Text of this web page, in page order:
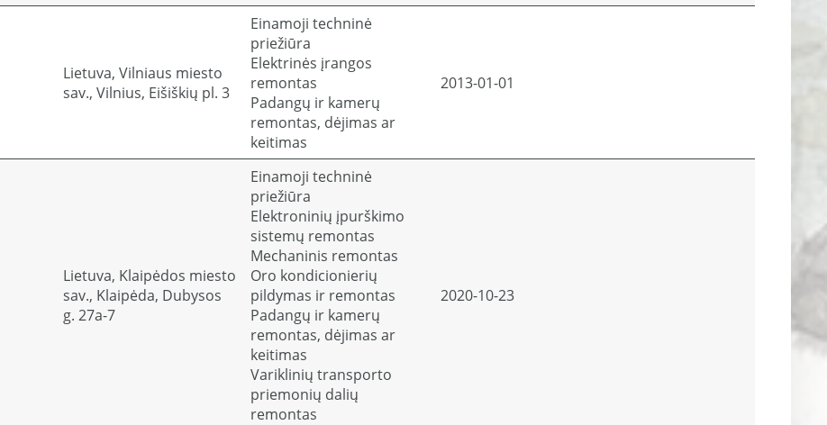
Lietuva, Vilniaus miesto
sav., Vilnius, Eišiškių pl. 3
Einamoji techninė
priežiūra
Elektrinės įrangos
remontas
Padangų ir kamerų
remontas, dėjimas ar
keitimas
2013-01-01
Lietuva, Klaipėdos miesto
sav., Klaipėda, Dubysos
g. 27a-7
Einamoji techninė
priežiūra
Elektroninių įpurškimo
sistemų remontas
Mechaninis remontas
Oro kondicionierių
pildymas ir remontas
Padangų ir kamerų
remontas, dėjimas ar
keitimas
Variklinių transporto
priemonių dalių
remontas
2020-10-23